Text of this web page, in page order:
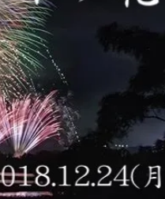
チャレンジ
CAMPFIRE for
CAMPFIREふるさと